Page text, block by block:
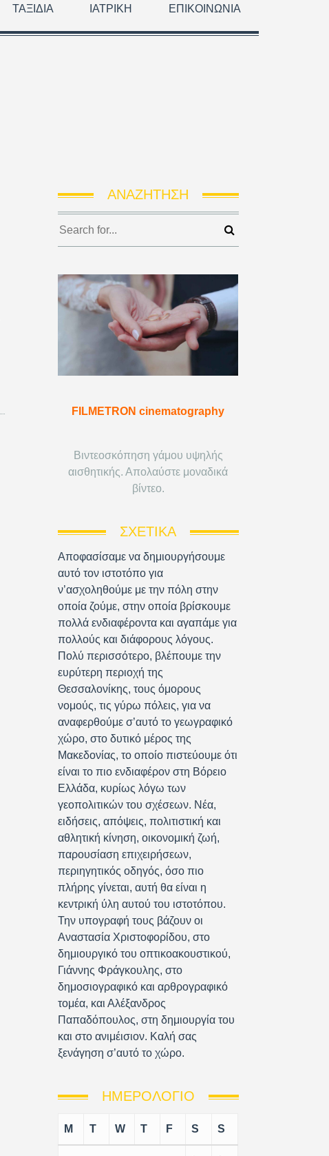
ΤΑΞΊΔΙΑ ΙΑΤΡΙΚΉ ΕΠΙΚΟΙΝΩΝΊΑ
ΑΝΑΖΉΤΗΣΗ
FILMETRON cinematography
Βιντεοσκόπηση γάμου υψηλής
αισθητικής. Απολαύστε μοναδικά
βίντεο.
ΣΧΕΤΙΚΆ
Αποφασίσαμε να δημιουργήσουμε
αυτό τον ιστοτόπο για
ν’ασχοληθούμε με την πόλη στην
οποία ζούμε, στην οποία βρίσκουμε
πολλά ενδιαφέροντα και αγαπάμε για
πολλούς και διάφορους λόγους.
Πολύ περισσότερο, βλέπουμε την
ευρύτερη περιοχή της
Θεσσαλονίκης, τους όμορους
νομούς, τις γύρω πόλεις, για να
αναφερθούμε σ’αυτό το γεωγραφικό
χώρο, στο δυτικό μέρος της
Μακεδονίας, το οποίο πιστεύουμε ότι
είναι το πιο ενδιαφέρον στη Βόρειο
Ελλάδα, κυρίως λόγω των
γεοπολιτικών του σχέσεων. Νέα,
ειδήσεις, απόψεις, πολιτιστική και
αθλητική κίνηση, οικονομική ζωή,
παρουσίαση επιχειρήσεων,
περιηγητικός οδηγός, όσο πιο
πλήρης γίνεται, αυτή θα είναι η
κεντρική ύλη αυτού του ιστοτόπου.
Την υπογραφή τους βάζουν οι
Αναστασία Χριστοφορίδου, στο
δημιουργικό του οπτικοακουστικού,
Γιάννης Φράγκουλης, στο
δημοσιογραφικό και αρθρογραφικό
τομέα, και Αλέξανδρος
Παπαδόπουλος, στη δημιουργία του
και στο ανιμέισιον. Καλή σας
ξενάγηση σ’αυτό το χώρο.
ΗΜΕΡΟΛΌΓΙΟ
M T W T F S S